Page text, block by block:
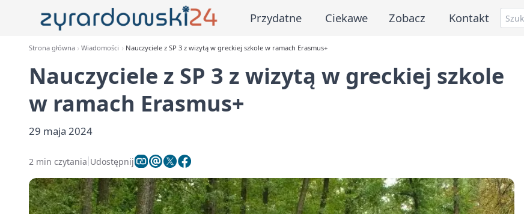
Przydatne Ciekawe Zobacz Kontakt
Strona główna Wiadomości Nauczyciele z SP 3 z wizytą w greckiej szkole w ramach Erasmus+
Nauczyciele z SP 3 z wizytą w greckiej szkole
w ramach Erasmus+
29 maja 2024
2 min czytania Udostępnij